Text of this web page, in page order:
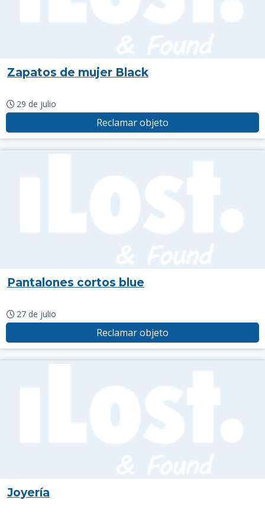
Zapatos de mujer Black
29 de julio
Reclamar objeto
Pantalones cortos blue
27 de julio
Reclamar objeto
Joyería